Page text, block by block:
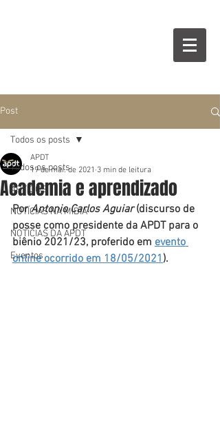
Post
Todos os posts
ARTIGOS
NOTÍCIAS NA MÍDIA
NOTÍCIAS DA APDT
Eventos
Todos os posts
Academia e aprendizado
APDT
19 de mai. de 2021 3 min de leitura
Por Antonio Carlos Aguiar (discurso de
posse como presidente da APDT para o
biênio 2021/23, proferido em evento
online ocorrido em 18/05/2021).